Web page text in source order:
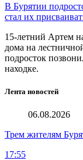
В Бурятии
стал их
15-летний Артем
дома на
подросток
находке.
Лента новостей
06.08.2026
Трем жителям
17:55